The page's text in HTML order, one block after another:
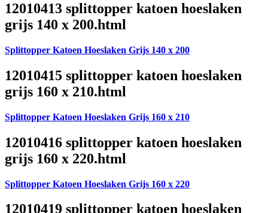
12010413 splittopper katoen hoeslaken
grijs 140 x 200.html
Splittopper Katoen Hoeslaken Grijs 140 x 200
12010415 splittopper katoen hoeslaken
grijs 160 x 210.html
Splittopper Katoen Hoeslaken Grijs 160 x 210
12010416 splittopper katoen hoeslaken
grijs 160 x 220.html
Splittopper Katoen Hoeslaken Grijs 160 x 220
12010419 splittopper katoen hoeslaken